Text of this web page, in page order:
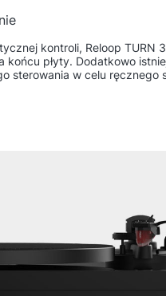
kontroli, Reloop TURN
płyty. Dodatkowo
sterowania w celu ręcznego